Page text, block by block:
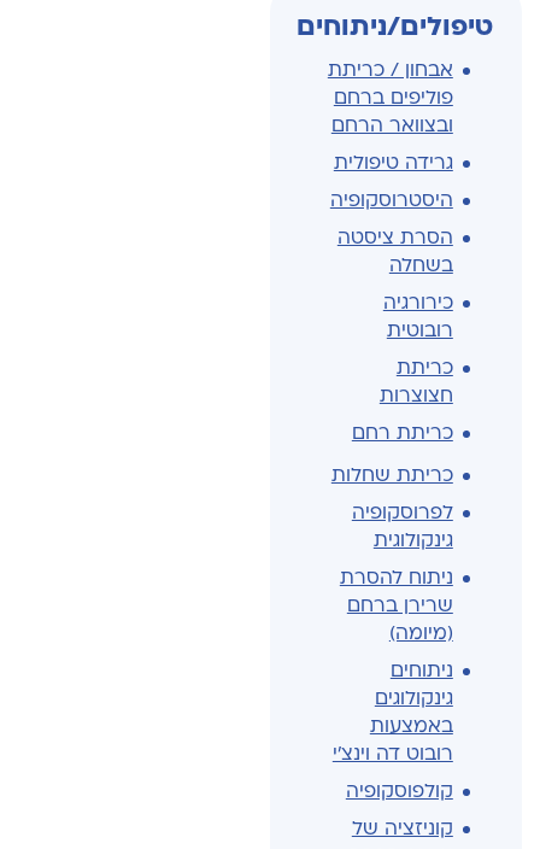
טיפולים/ניתוחים
אבחון / כריתת
פוליפים ברחם
ובצוואר הרחם
גרידה טיפולית
היסטרוסקופיה
הסרת ציסטה
בשחלה
כירורגיה
רובוטית
כריתת
חצוצרות
כריתת רחם
כריתת שחלות
לפרוסקופיה
גינקולוגית
ניתוח להסרת
שרירן ברחם
(מיומה)
ניתוחים
גינקולוגים
באמצעות
רובוט דה וינצ'י
קולפוסקופיה
קוניזציה של